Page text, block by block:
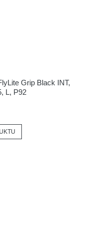
Grip Black INT,
L, P92